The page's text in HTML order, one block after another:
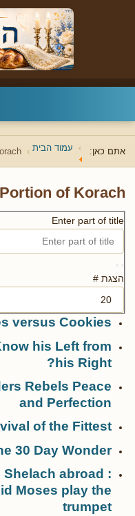
אתם כאן: עמוד הבית
Portion of Korach
Enter part of title
הצגת #
versus Cookies
his Left from
his Right?
Rebels Peace
and Perfection
of the Fittest?
30 Day Wonder
abroad :
Moses play the
trumpet